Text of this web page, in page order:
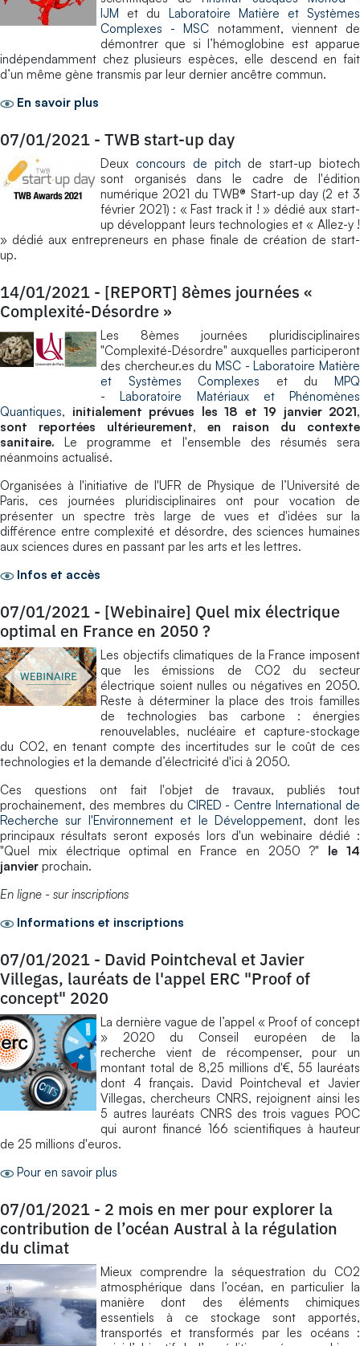
IJM
et du
Laboratoire Matière et Systèmes
Complexes - MSC notamment, viennent de
démontrer que si l’hémoglobine est apparue
indépendamment chez plusieurs espèces, elle descend en fait
d’un même gène transmis par leur dernier ancêtre commun.
En savoir plus
07/01/2021 - TWB start-up day
Deux concours de pitch de start-up biotech
sont organisés dans le cadre de l'édition
numérique 2021 du TWB® Start-up day (2 et 3
février 2021) : « Fast track it ! » dédié aux start-
up développant leurs technologies et « Allez-y !
» dédié aux entrepreneurs en phase finale de création de start-
up.
14/01/2021 - [REPORT] 8èmes journées «
Complexité-Désordre »
Les 8èmes journées pluridisciplinaires
"Complexité-Désordre" auxquelles participeront
des chercheur.es du MSC - Laboratoire Matière
et Systèmes Complexes et du MPQ
- Laboratoire Matériaux et Phénomènes
Quantiques, initialement prévues les 18 et 19 janvier 2021,
sont reportées ultérieurement, en raison du contexte
sanitaire. Le programme et l'ensemble des résumés sera
néanmoins actualisé.
Organisées à l'initiative de l'UFR de Physique de l’Université de
Paris, ces journées pluridisciplinaires ont pour vocation de
présenter un spectre très large de vues et d'idées sur la
différence entre complexité et désordre, des sciences humaines
aux sciences dures en passant par les arts et les lettres.
Infos et accès
07/01/2021 - [Webinaire] Quel mix électrique
optimal en France en 2050 ?
Les objectifs climatiques de la France imposent
que les émissions de CO2 du secteur
électrique soient nulles ou négatives en 2050.
Reste à déterminer la place des trois familles
de technologies bas carbone : énergies
renouvelables, nucléaire et capture-stockage
du CO2, en tenant compte des incertitudes sur le coût de ces
technologies et la demande d’électricité d'ici à 2050.
Ces questions ont fait l'objet de travaux, publiés tout
prochainement, des membres du CIRED - Centre International de
Recherche sur l'Environnement et le Développement, dont les
principaux résultats seront exposés lors d'un webinaire dédié :
"Quel mix électrique optimal en France en 2050 ?" le 14
janvier prochain.
En ligne - sur inscriptions
Informations et inscriptions
07/01/2021 - David Pointcheval et Javier
Villegas, lauréats de l'appel ERC "Proof of
concept" 2020
La dernière vague de l’appel « Proof of concept
» 2020 du Conseil européen de la
recherche vient de récompenser, pour un
montant total de 8,25 millions d'€, 55 lauréats
dont 4 français. David Pointcheval et Javier
Villegas, chercheurs CNRS, rejoignent ainsi les
5 autres lauréats CNRS des trois vagues POC
qui auront financé 166 scientifiques à hauteur
de 25 millions d'euros.
Pour en savoir plus
07/01/2021 - 2 mois en mer pour explorer la
contribution de l’océan Austral à la régulation
du climat
Mieux comprendre la séquestration du CO2
atmosphérique dans l’océan, en particulier la
manière dont des éléments chimiques
essentiels à ce stockage sont apportés,
transportés et transformés par les océans :